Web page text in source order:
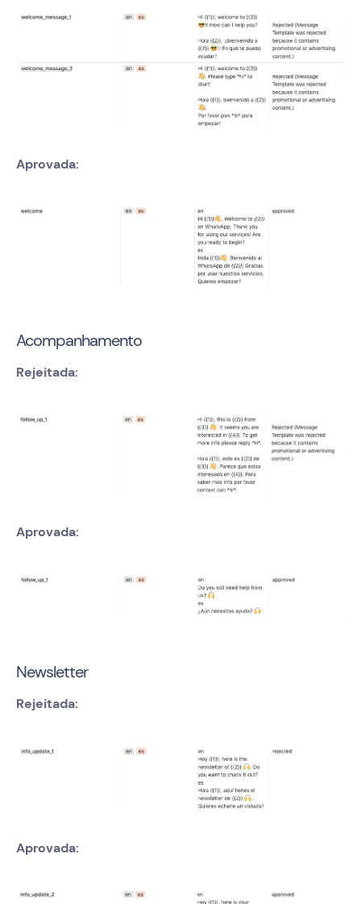
Aprovada:
Acompanhamento
Rejeitada:
Aprovada:
Newsletter
Rejeitada:
Aprovada: